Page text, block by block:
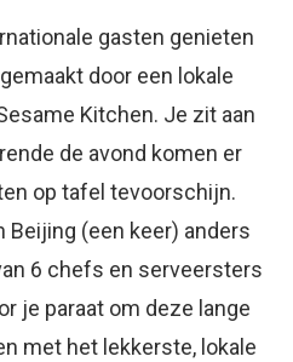
gasten genieten
door een lokale
Kitchen. Je zit aan
de avond komen er
op tafel tevoorschijn.
Beijing (een keer) anders
6 chefs en serveersters
je paraat om deze lange
met het lekkerste, lokale